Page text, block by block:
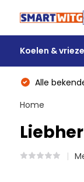
Koelen &
Alle
Home